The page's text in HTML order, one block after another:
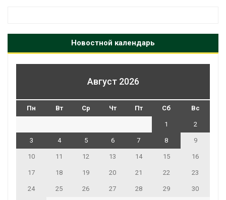
Новостной календарь
Август 2026
Пн Вт Ср Чт Пт Сб Вс
1 2
3 4 5 6 7 8 9
10 11 12 13 14 15 16
17 18 19 20 21 22 23
24 25 26 27 28 29 30